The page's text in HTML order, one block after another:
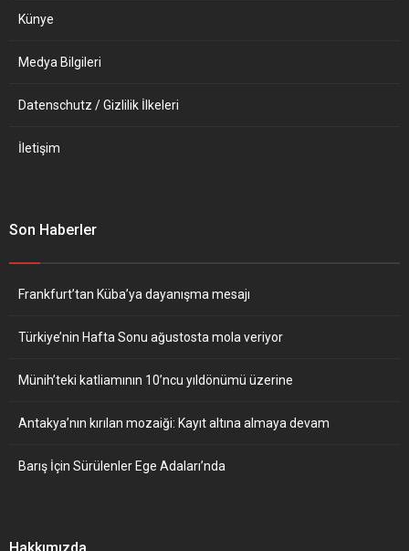
Künye
Medya Bilgileri
Datenschutz / Gizlilik İlkeleri
İletişim
Son Haberler
Frankfurt’tan Küba’ya dayanışma mesajı
Türkiye’nin Hafta Sonu ağustosta mola veriyor
Münih’teki katliamının 10’ncu yıldönümü üzerine
Antakya’nın kırılan mozaiği: Kayıt altına almaya devam
Barış İçin Sürülenler Ege Adaları’nda
Hakkımızda